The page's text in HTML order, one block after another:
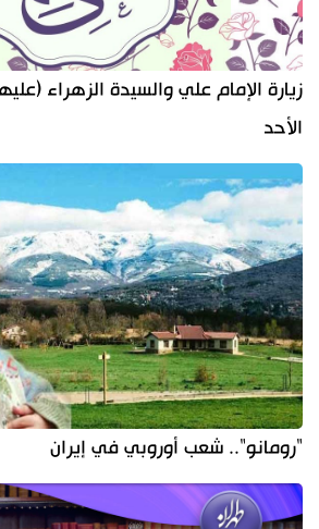
زيارة الإمام علي والسيدة الزهراء
الأحد
"رومانو".. شعب أوروبي في إيران